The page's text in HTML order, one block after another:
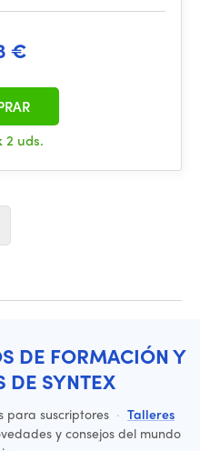
€
2 uds.
DE FORMACIÓN Y
DE SYNTEX
para suscriptores · Talleres
y consejos del mundo